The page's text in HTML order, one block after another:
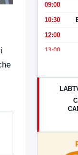
09:00
10:30
12:00
13:00